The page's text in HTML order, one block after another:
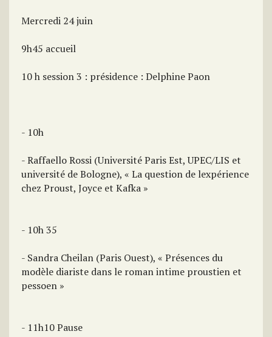
Mercredi 24 juin
9h45 accueil
10 h session 3 : présidence : Delphine Paon
- 10h
- Raffaello Rossi (Université Paris Est, UPEC/LIS et
université de Bologne), « La question de lexpérience
chez Proust, Joyce et Kafka »
- 10h 35
- Sandra Cheilan (Paris Ouest), « Présences du
modèle diariste dans le roman intime proustien et
pessoen »
- 11h10 Pause